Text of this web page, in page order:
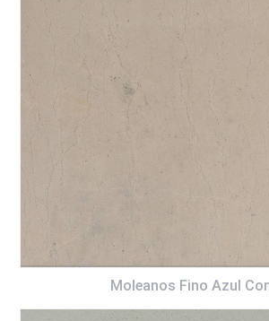
Moleanos Fino Azul